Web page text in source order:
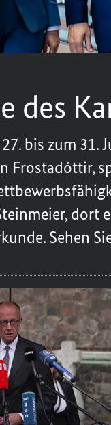
des
bis zum 31.
Frostadóttir,
dort
Sehen